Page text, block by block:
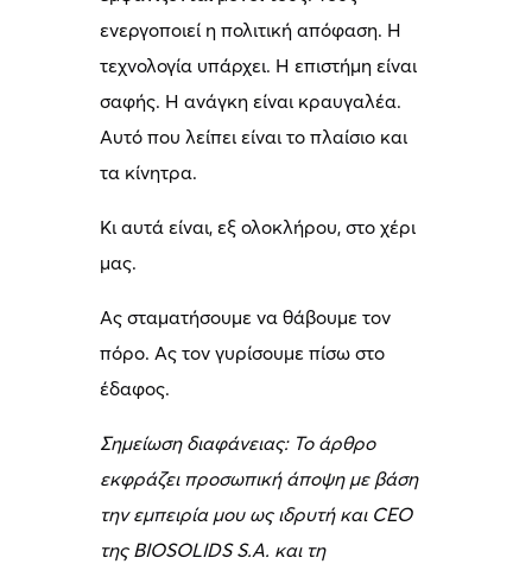
ενεργοποιεί η πολιτική απόφαση. Η
τεχνολογία υπάρχει. Η επιστήμη είναι
σαφής. Η ανάγκη είναι κραυγαλέα.
Αυτό που λείπει είναι το πλαίσιο και
τα κίνητρα.
Κι αυτά είναι, εξ ολοκλήρου, στο χέρι
μας.
Ας σταματήσουμε να θάβουμε τον
πόρο. Ας τον γυρίσουμε πίσω στο
έδαφος.
Σημείωση διαφάνειας: Το άρθρο
εκφράζει προσωπική άποψη με βάση
την εμπειρία μου ως ιδρυτή και CEO
της BIOSOLIDS S.A. και τη